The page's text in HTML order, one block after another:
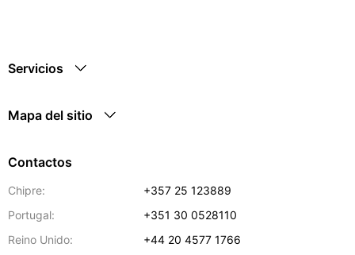
Servicios
Mapa del sitio
Contactos
Chipre:
+357 25 123889
Portugal:
+351 30 0528110
Reino Unido:
+44 20 4577 1766